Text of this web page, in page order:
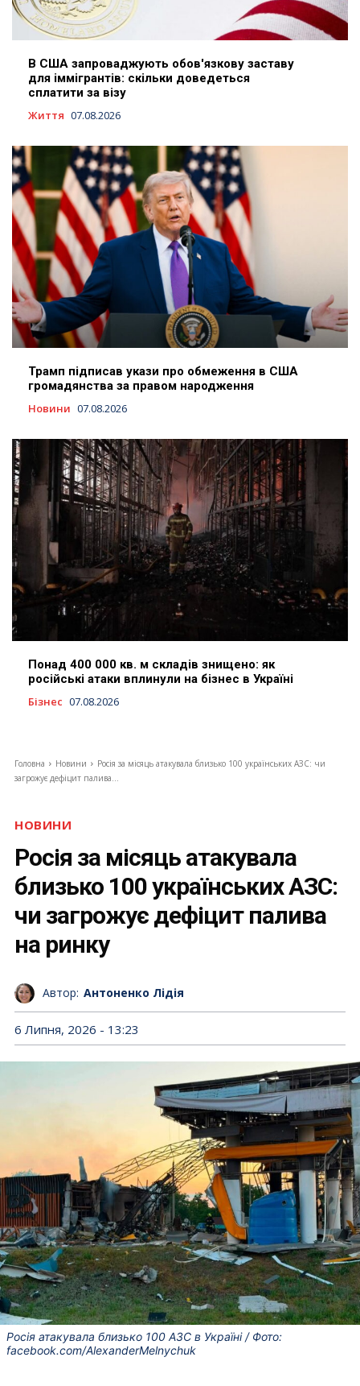
В США запроваджують обов'язкову заставу
для іммігрантів: скільки доведеться
сплатити за візу
Життя 07.08.2026
Трамп підписав укази про обмеження в США
громадянства за правом народження
Новини 07.08.2026
Понад 400 000 кв. м складів знищено: як
російські атаки вплинули на бізнес в Україні
Бізнес 07.08.2026